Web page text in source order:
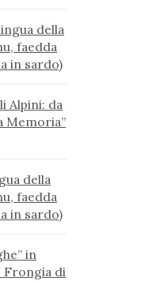
della
faedda
in sardo)
Alpini: da
Memoria”
della
faedda
in sardo)
in
di